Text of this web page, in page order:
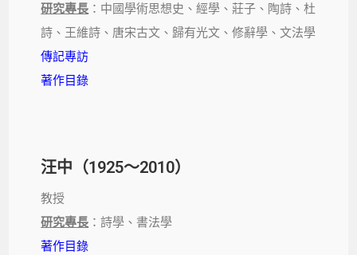
研究專長 ：中國學術思想史、經學、莊子、陶詩、杜
詩、王維詩、唐宋古文、歸有光文、修辭學、文法學
傳記專訪
著作目錄
汪中（1925～2010）
教授
研究專長 ：詩學、書法學
著作目錄